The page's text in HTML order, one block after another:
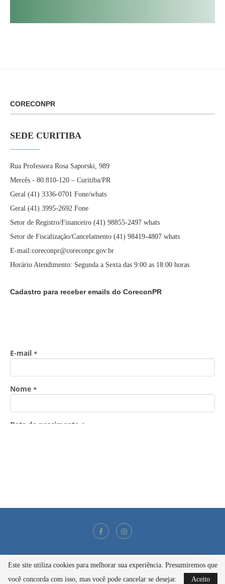
CORECONPR
SEDE CURITIBA
Rua Professora Rosa Saporski, 989
Mercês - 80.810-120 – Curitiba/PR
Geral (41) 3336-0701 Fone/whats
Geral (41) 3995-2692 Fone
Setor de Registro/Financeiro (41) 98855-2497 whats
Setor de Fiscalização/Cancelamento (41) 98419-4807 whats
E-mail:coreconpr@coreconpr.gov.br
Horário Atendimento: Segunda a Sexta das 9:00 as 18:00 horas
Cadastro para receber emails do CoreconPR
@2021 - Todos os direitos reservados
Este site utiliza cookies para melhorar sua experiência. Presumiremos que
você concorda com isso, mas você pode cancelar se desejar.
Aceito